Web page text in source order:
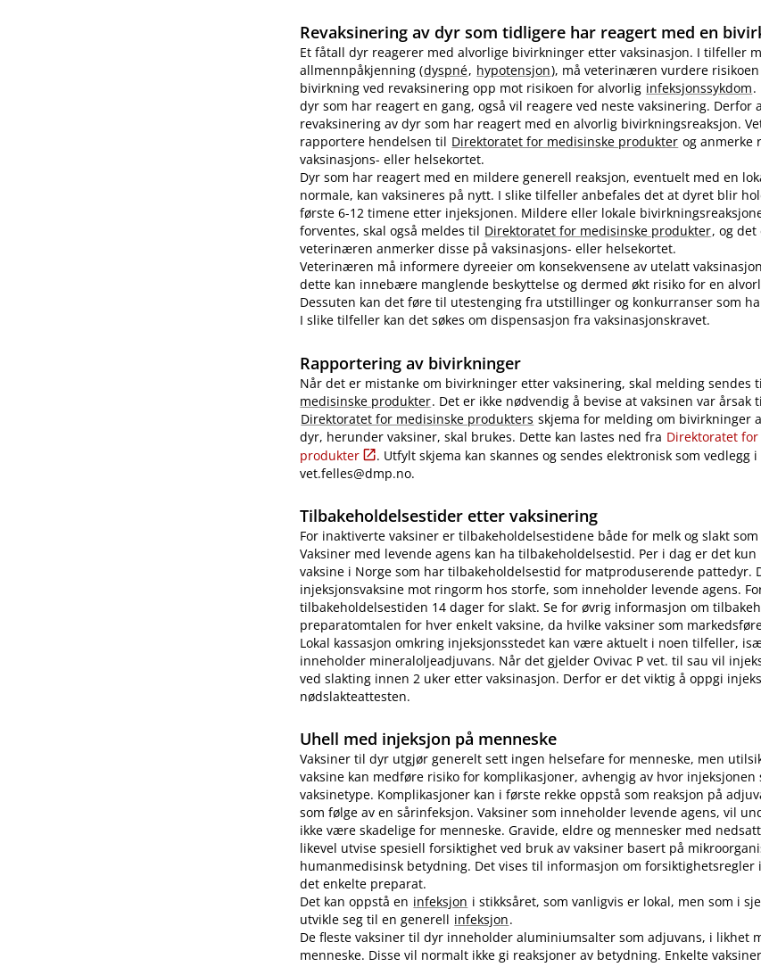
Revaksinering av dyr som tidligere har reagert med en
Et fåtall dyr reagerer med alvorlige bivirkninger etter vaksinasjon. I tilfeller
allmennpåkjenning (dyspné, hypotensjon), må veterinæren vurdere
bivirkning ved revaksinering opp mot risikoen for alvorlig infeksjonssykdom.
dyr som har reagert en gang, også vil reagere ved neste vaksinering. Derfor
revaksinering av dyr som har reagert med en alvorlig bivirkningsreaksjon.
rapportere hendelsen til Direktoratet for medisinske produkter og anmerke
vaksinasjons- eller helsekortet.
Dyr som har reagert med en mildere generell reaksjon, eventuelt med en
normale, kan vaksineres på nytt. I slike tilfeller anbefales det at dyret blir
første 6-12 timene etter injeksjonen. Mildere eller lokale
forventes, skal også meldes til Direktoratet for medisinske produkter, og
veterinæren anmerker disse på vaksinasjons- eller helsekortet.
Veterinæren må informere dyreeier om konsekvensene av utelatt
dette kan innebære manglende beskyttelse og dermed økt risiko for en
Dessuten kan det føre til utestenging fra utstillinger og konkurranser som
I slike tilfeller kan det søkes om dispensasjon fra vaksinasjonskravet.
Rapportering av bivirkninger
Når det er mistanke om bivirkninger etter vaksinering, skal melding sendes
medisinske produkter. Det er ikke nødvendig å bevise at vaksinen var årsak
Direktoratet for medisinske produkters skjema for melding om bivirkninger
dyr, herunder vaksiner, skal brukes. Dette kan lastes ned fra Direktoratet
produkter
. Utfylt skjema kan skannes og sendes elektronisk som vedlegg
vet.felles@dmp.no.
Tilbakeholdelsestider etter vaksinering
For inaktiverte vaksiner er tilbakeholdelsestidene både for melk og slakt
Vaksiner med levende agens kan ha tilbakeholdelsestid. Per i dag er det
vaksine i Norge som har tilbakeholdelsestid for matproduserende pattedyr.
injeksjonsvaksine mot ringorm hos storfe, som inneholder levende agens.
tilbakeholdelsestiden 14 dager for slakt. Se for øvrig informasjon om
preparatomtalen for hver enkelt vaksine, da hvilke vaksiner som
Lokal kassasjon omkring injeksjonsstedet kan være aktuelt i noen tilfeller,
inneholder mineraloljeadjuvans. Når det gjelder Ovivac P vet. til sau vil
ved slakting innen 2 uker etter vaksinasjon. Derfor er det viktig å oppgi
nødslakteattesten.
Uhell med injeksjon på menneske
Vaksiner til dyr utgjør generelt sett ingen helsefare for menneske, men
vaksine kan medføre risiko for komplikasjoner, avhengig av hvor injeksjonen
vaksinetype. Komplikasjoner kan i første rekke oppstå som reaksjon på
som følge av en sårinfeksjon. Vaksiner som inneholder levende agens, vil
ikke være skadelige for menneske. Gravide, eldre og mennesker med
likevel utvise spesiell forsiktighet ved bruk av vaksiner basert på
humanmedisinsk betydning. Det vises til informasjon om
det enkelte preparat.
Det kan oppstå en infeksjon i stikksåret, som vanligvis er lokal, men som i
utvikle seg til en generell infeksjon.
De fleste vaksiner til dyr inneholder aluminiumsalter som adjuvans, i likhet
menneske. Disse vil normalt ikke gi reaksjoner av betydning. Enkelte